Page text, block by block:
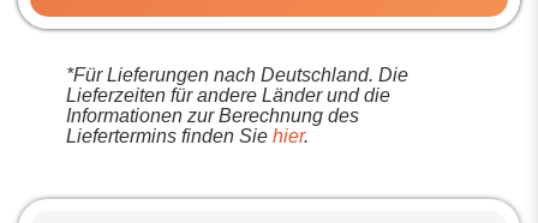
*Für Lieferungen nach Deutschland. Die
Lieferzeiten für andere Länder und die
Informationen zur Berechnung des
Liefertermins finden Sie hier.